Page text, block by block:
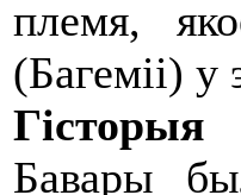
племя,
(Багеміі) у
Гісторыя
Бавары